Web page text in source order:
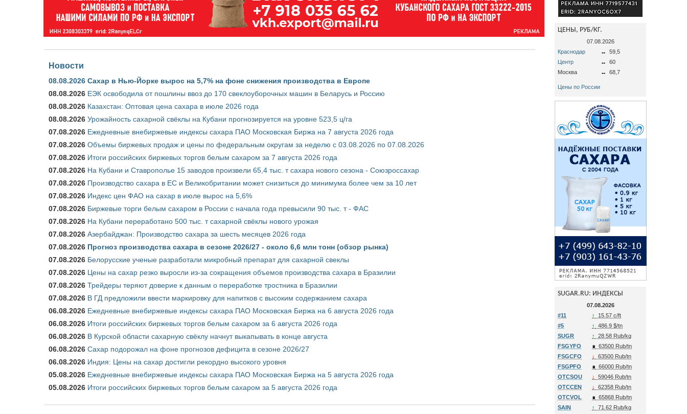
Новости
08.08.2026 Сахар в Нью-Йорке вырос на 5,7% на фоне снижения производства в Европе
08.08.2026 ЕЭК освободила от пошлины ввоз до 170 свеклоуборочных машин в Беларусь и Россию
08.08.2026 Казахстан: Оптовая цена сахара в июле 2026 года
08.08.2026 Урожайность сахарной свёклы на Кубани прогнозируется на уровне 523,5 ц/га
07.08.2026 Ежедневные внебиржевые индексы сахара ПАО Московская Биржа на 7 августа 2026 года
07.08.2026 Объемы биржевых продаж и цены по федеральным округам за неделю с 03.08.2026 по 07.08.2026
07.08.2026 Итоги российских биржевых торгов белым сахаром за 7 августа 2026 года
07.08.2026 На Кубани и Ставрополье 15 заводов произвели 65,4 тыс. т сахара нового сезона - Союзроссахар
07.08.2026 Производство сахара в ЕС и Великобритании может снизиться до минимума более чем за 10 лет
07.08.2026 Индекс цен ФАО на сахар в июле вырос на 5,6%
07.08.2026 Биржевые торги белым сахаром в России с начала года превысили 90 тыс. т - ФАС
07.08.2026 На Кубани переработано 500 тыс. т сахарной свёклы нового урожая
07.08.2026 Азербайджан: Производство сахара за шесть месяцев 2026 года
07.08.2026 Прогноз производства сахара в сезоне 2026/27 - около 6,6 млн тонн (обзор рынка)
07.08.2026 Белорусские ученые разработали микробный препарат для сахарной свеклы
07.08.2026 Цены на сахар резко выросли из-за сокращения объемов производства сахара в Бразилии
07.08.2026 Трейдеры теряют доверие к данным о переработке тростника в Бразилии
07.08.2026 В ГД предложили ввести маркировку для напитков с высоким содержанием сахара
06.08.2026 Ежедневные внебиржевые индексы сахара ПАО Московская Биржа на 6 августа 2026 года
06.08.2026 Итоги российских биржевых торгов белым сахаром за 6 августа 2026 года
06.08.2026 В Курской области сахарную свёклу начнут выкапывать в конце августа
06.08.2026 Сахар подорожал на фоне прогнозов дефицита в сезоне 2026/27
06.08.2026 Индия: Цены на сахар достигли рекордно высокого уровня
05.08.2026 Ежедневные внебиржевые индексы сахара ПАО Московская Биржа на 5 августа 2026 года
05.08.2026 Итоги российских биржевых торгов белым сахаром за 5 августа 2026 года
ЦЕНЫ, РУБ/КГ.
07.08.2026
Краснодар
↔
59,5
Центр
↔
60
Москва
↔ 68,7
Цены по России
SUGAR.RU: ИНДЕКСЫ
07.08.2026
#11
↑
15.57 c/ft
#5
↑
486.9 $/tn
SUGR
↑
28.58 Rub/kg
FSGYFO
∎ 63500 Rub/tn
FSGCFO
↓
63500 Rub/tn
FSGPFO
∎ 66000 Rub/tn
OTCSOU
↓
59046 Rub/tn
OTCCEN
↓
62358 Rub/tn
OTCVOL
∎ 65868 Rub/tn
SAIN
↑
71.62 Rub/kg